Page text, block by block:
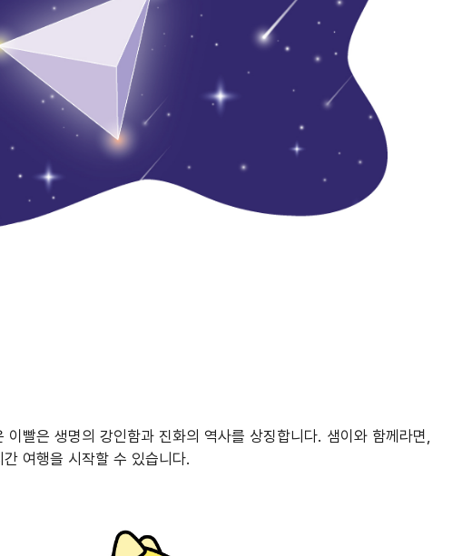
빨은 생명의 강인함과 진화의 역사를 상징합니다. 샘이와 함께라면,
여행을 시작할 수 있습니다.